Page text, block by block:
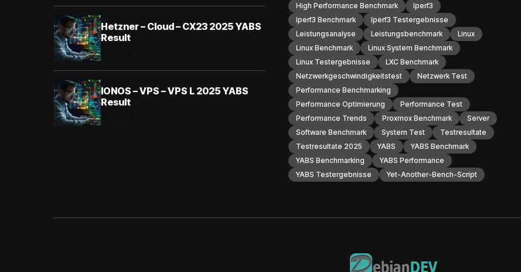
Hetzner – Cloud – CX23 2025 YABS
Result
IONOS – VPS – VPS L 2025 YABS
Result
High Performance Benchmark
Iperf3
Iperf3 Benchmark
Iperf3 Testergebnisse
Leistungsanalyse
Leistungsbenchmark
Linux
Linux Benchmark
Linux System Benchmark
Linux Testergebnisse
LXC Benchmark
Netzwerkgeschwindigkeitstest
Netzwerk Test
Performance Benchmarking
Performance Optimierung
Performance Test
Performance Trends
Proxmox Benchmark
Server
Software Benchmark
System Test
Testresultate
Testresultate 2025
YABS
YABS Benchmark
YABS Benchmarking
YABS Performance
YABS Testergebnisse
Yet-Another-Bench-Script